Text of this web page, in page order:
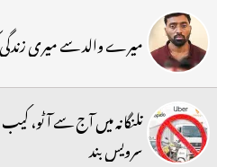
میرے والد سے میری
تلنگانہ میں آج سے آٹو،
سرویس بند